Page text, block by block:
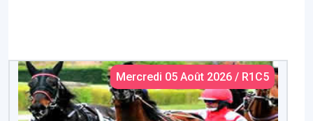
Mercredi 05 Août 2026 / R1C5